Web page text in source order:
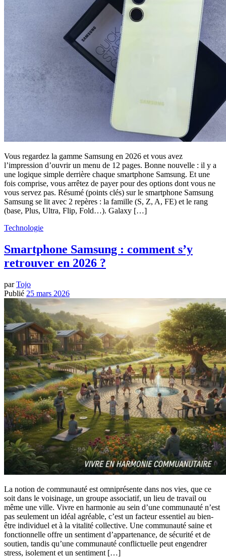
Vous regardez la gamme Samsung en 2026 et vous avez
l’impression d’ouvrir un menu de 12 pages. Bonne nouvelle : il y a
une logique simple derrière chaque smartphone Samsung. Et une
fois comprise, vous arrêtez de payer pour des options dont vous ne
vous servez pas. Résumé (points clés) sur le smartphone Samsung
Samsung se lit avec 2 repères : la famille (S, Z, A, FE) et le rang
(base, Plus, Ultra, Flip, Fold…). Galaxy […]
Technologie
Smartphone Samsung : comment s’y
retrouver en 2026 ?
parTojo
Publié 25 mars 2026
La notion de communauté est omniprésente dans nos vies, que ce
soit dans le voisinage, un groupe associatif, un lieu de travail ou
même une ville. Vivre en harmonie au sein d’une communauté n’est
pas seulement un idéal agréable, c’est un facteur essentiel au bien-
être individuel et à la vitalité collective. Une communauté saine et
fonctionnelle offre un sentiment d’appartenance, de sécurité et de
soutien, tandis qu’une communauté conflictuelle peut engendrer
stress, isolement et un sentiment […]